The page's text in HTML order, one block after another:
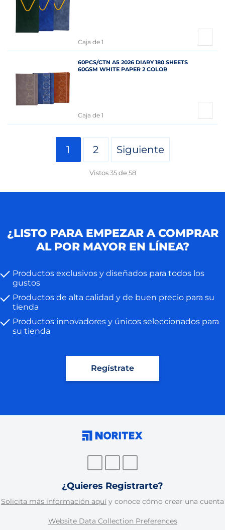
Caja de 1
60PCS/CTN A5 2026 DIARY 180 SHEETS
60GSM WHITE PAPER 2 COLOR
Caja de 1
1 2 Siguiente
Vistos 35 de 58
¿LISTO PARA EMPEZAR A COMPRAR
AL POR MAYOR EN LÍNEA?
Productos exclusivos y diseñados para todos los
gustos
Productos de alta calidad y de buen precio para su
tienda
Productos innovadores y únicos seleccionados para
su tienda
Regístrate
¿Quieres Registrarte?
Solicita más información aquí y conoce cómo crear una cuenta
Website Data Collection Preferences